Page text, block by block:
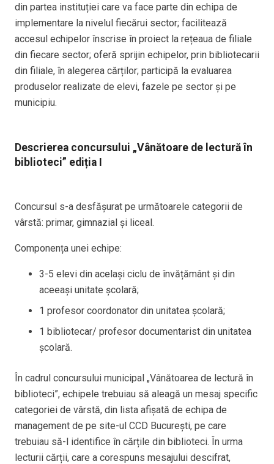
din partea instituției care va face parte din echipa de
implementare la nivelul fiecărui sector; facilitează
accesul echipelor înscrise în proiect la rețeaua de filiale
din fiecare sector; oferă sprijin echipelor, prin bibliotecarii
din filiale, în alegerea cărților; participă la evaluarea
produselor realizate de elevi, fazele pe sector și pe
municipiu.
Descrierea concursului „Vânătoare de lectură în
biblioteci” ediția I
Concursul s-a desfășurat pe următoarele categorii de
vârstă: primar, gimnazial și liceal.
Componența unei echipe:
3-5 elevi din același ciclu de învățământ și din
aceeași unitate școlară;
1 profesor coordonator din unitatea școlară;
1 bibliotecar/ profesor documentarist din unitatea
școlară.
În cadrul concursului municipal „Vânătoarea de lectură în
biblioteci”, echipele trebuiau să aleagă un mesaj specific
categoriei de vârstă, din lista afișată de echipa de
management de pe site-ul CCD București, pe care
trebuiau să-l identifice în cărțile din biblioteci. În urma
lecturii cărții, care a corespuns mesajului descifrat,